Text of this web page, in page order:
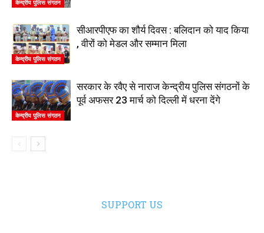
केन्द्रीय पुलिस संगठन
केन्द्रीय पुलिस संगठन
सीआरपीएफ का शौर्य दिवस : बलिदान को याद किया
, वीरों को मेडल और सम्मान मिला
केन्द्रीय पुलिस संगठन
सरकार के रवैए से नाराज केन्द्रीय पुलिस संगठनों के
पूर्व अफसर 23 मार्च को दिल्ली में धरना देंगे
SUPPORT US